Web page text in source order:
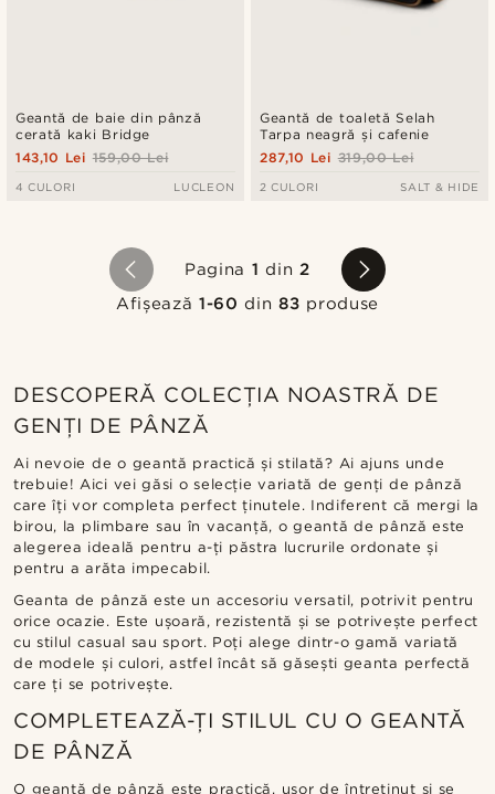
Geantă de baie din pânză
cerată kaki Bridge
159,00 Lei
143,10 Lei
4 CULORI LUCLEON
Geantă de toaletă Selah
Tarpa neagră și cafenie
319,00 Lei
287,10 Lei
2 CULORI SALT & HIDE
Pagina 1 din2
Afișează1-60 din83 produse
DESCOPERĂ COLECȚIA NOASTRĂ DE
GENȚI DE PÂNZĂ
Ai nevoie de o geantă practică și stilată? Ai ajuns unde
trebuie! Aici vei găsi o selecție variată de genți de pânză
care îți vor completa perfect ținutele. Indiferent că mergi la
birou, la plimbare sau în vacanță, o geantă de pânză este
alegerea ideală pentru a-ți păstra lucrurile ordonate și
pentru a arăta impecabil.
Geanta de pânză este un accesoriu versatil, potrivit pentru
orice ocazie. Este ușoară, rezistentă și se potrivește perfect
cu stilul casual sau sport. Poți alege dintr-o gamă variată
de modele și culori, astfel încât să găsești geanta perfectă
care ți se potrivește.
COMPLETEAZĂ-ȚI STILUL CU O GEANTĂ
DE PÂNZĂ
O geantă de pânză este practică, ușor de întreținut și se